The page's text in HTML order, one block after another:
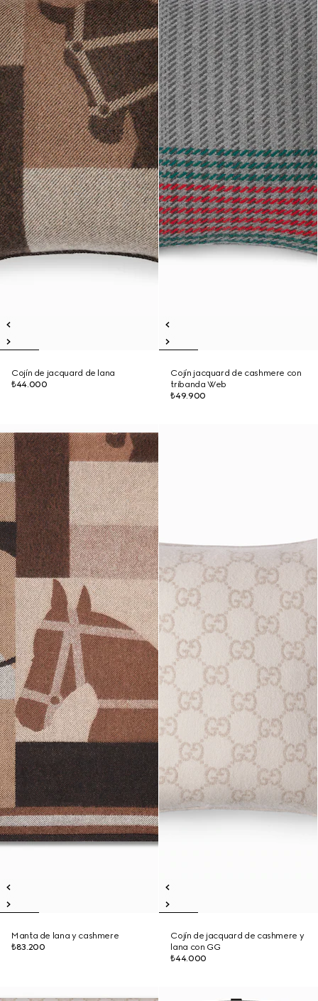
Cojín de jacquard de lana
₺44.000
Cojín jacquard de cashmere con
tribanda Web
₺49.900
Manta de lana y cashmere
₺83.200
Cojín de jacquard de cashmere y
lana con GG
₺44.000